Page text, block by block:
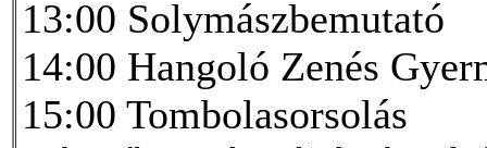
13:00 Solymászbemutató
14:00 Hangoló Zenés
15:00 Tombolasorsolás